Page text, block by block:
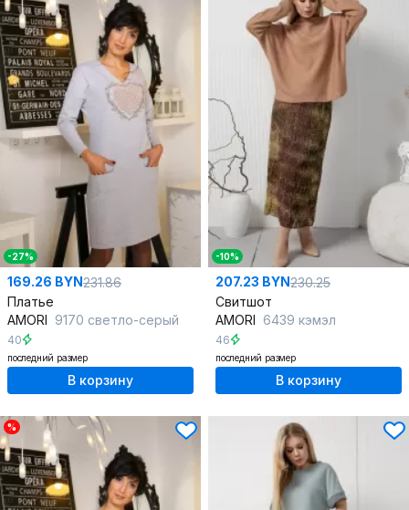
-27%
169.26 BYN231.86
Платье
AMORI 9170 светло-серый
40
последний размер
В корзину
-10%
207.23 BYN230.25
Свитшот
AMORI 6439 кэмэл
46
последний размер
В корзину
%